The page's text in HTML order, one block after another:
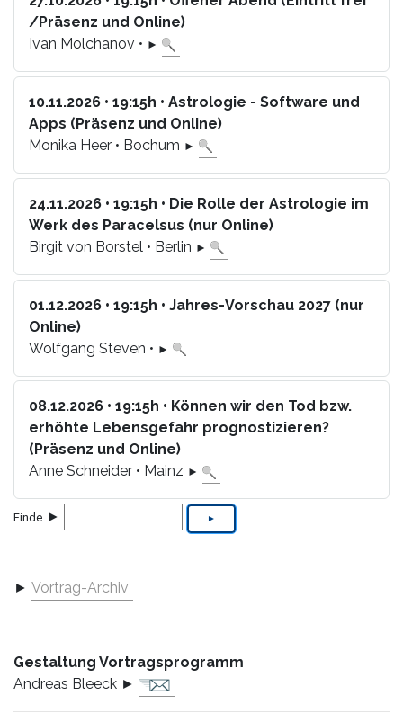
/Präsenz und Online)
Ivan Molchanov • ►
10.11.2026 • 19:15h • Astrologie - Software und
Apps (Präsenz und Online)
Monika Heer • Bochum ►
24.11.2026 • 19:15h • Die Rolle der Astrologie im
Werk des Paracelsus (nur Online)
Birgit von Borstel • Berlin ►
01.12.2026 • 19:15h • Jahres-Vorschau 2027 (nur
Online)
Wolfgang Steven • ►
08.12.2026 • 19:15h • Können wir den Tod bzw.
erhöhte Lebensgefahr prognostizieren?
(Präsenz und Online)
Anne Schneider • Mainz ►
Finde ►
► Vortrag-Archiv
Gestaltung Vortragsprogramm
Andreas Bleeck ►